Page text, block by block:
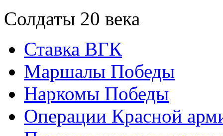
Солдаты 20 века
Ставка ВГК
Маршалы Победы
Наркомы Победы
Операции Красной